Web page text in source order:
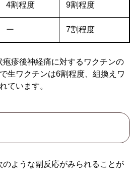
4割程度 9割程度
ー 7割程度
疹後神経痛に対するワクチンの
生ワクチンは6割程度、組換えワ
ています。
のような副反応がみられることが